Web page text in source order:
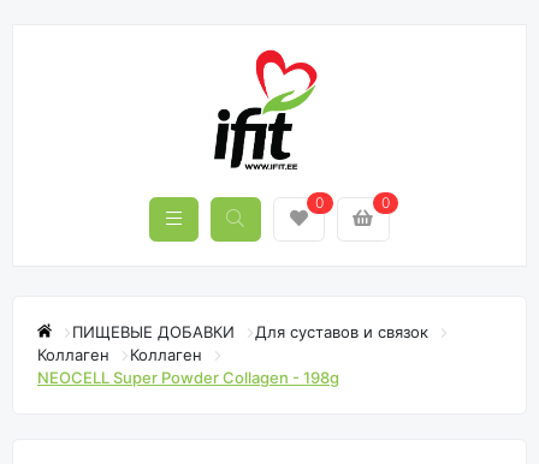
0 0
ПИЩЕВЫЕ ДОБАВКИ
Для суставов и связок
Коллаген
Коллаген
NEOCELL Super Powder Collagen - 198g